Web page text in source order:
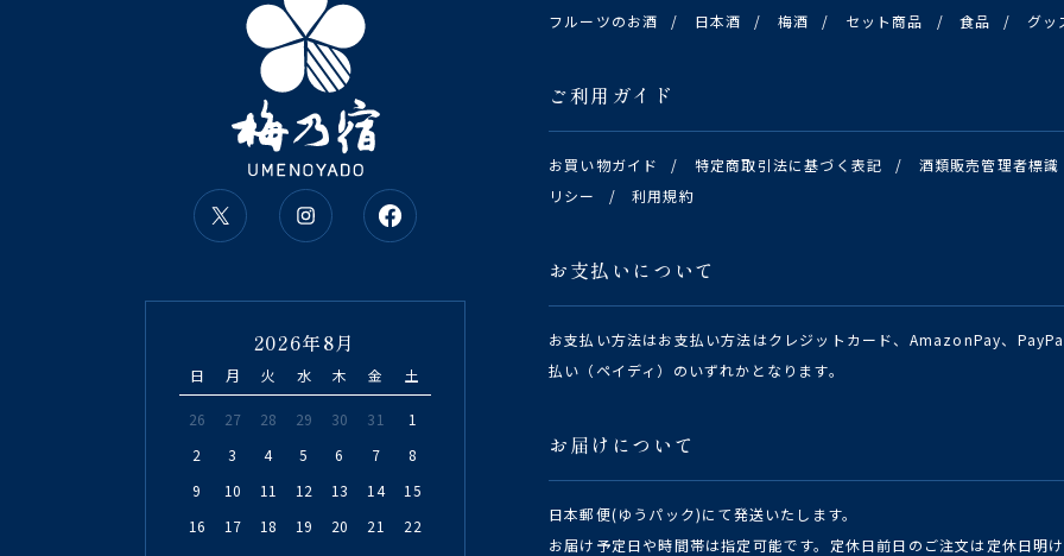
フルーツのお酒 / 日本酒 / 梅酒 / セット商品 / 食品 / グッ
ご利用ガイド
お買い物ガイド / 特定商取引法に基づく表記 /
酒類販売管理者標識
リシー
/ 利用規約
お支払いについて
お支払い方法はお支払い方法はクレジットカード、AmazonPay、
払い（ペイディ）のいずれかとなります。
お届けについて
日本郵便(ゆうパック)にて発送いたします。
お届け予定日や時間帯は指定可能です。定休日前日のご注文は定休日明
2026年8月
日 月 火 水 木 金 土
26 27 28 29 30 31
1
2
3 4 5 6 7
8
9
10 11 12 13 14
15
16
17 18 19 20 21
22